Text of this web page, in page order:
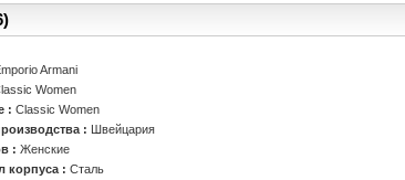
Armani
Women
:Classic Women
:
Швейцария
:Женские
корпуса :Сталь